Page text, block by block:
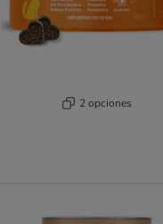
2 opciones